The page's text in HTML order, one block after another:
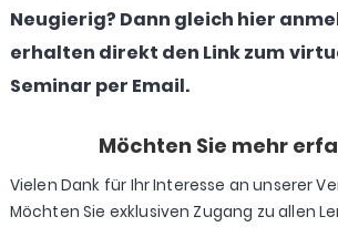
Neugierig? Dann gleich hier
erhalten direkt den Link zum
Seminar per Email.
Möchten Sie mehr
Vielen Dank für Ihr Interesse an unserer
Möchten Sie exklusiven Zugang zu allen